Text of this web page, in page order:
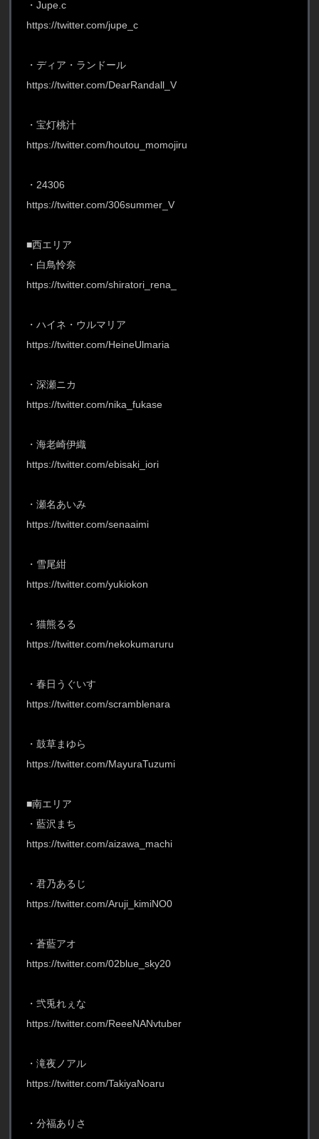
・Jupe.c
https://twitter.com/jupe_c
・ディア・ランドール
https://twitter.com/DearRandall_V
・宝灯桃汁
https://twitter.com/houtou_momojiru
・24306
https://twitter.com/306summer_V
■西エリア
・白鳥怜奈
https://twitter.com/shiratori_rena_
・ハイネ・ウルマリア
https://twitter.com/HeineUlmaria
・深瀬ニカ
https://twitter.com/nika_fukase
・海老崎伊織
https://twitter.com/ebisaki_iori
・瀬名あいみ
https://twitter.com/senaaimi
・雪尾紺
https://twitter.com/yukiokon
・猫熊るる
https://twitter.com/nekokumaruru
・春日うぐいす
https://twitter.com/scramblenara
・鼓草まゆら
https://twitter.com/MayuraTuzumi
■南エリア
・藍沢まち
https://twitter.com/aizawa_machi
・君乃あるじ
https://twitter.com/Aruji_kimiNO0
・蒼藍アオ
https://twitter.com/02blue_sky20
・弐兎れぇな
https://twitter.com/ReeeNANvtuber
・滝夜ノアル
https://twitter.com/TakiyaNoaru
・分福ありさ